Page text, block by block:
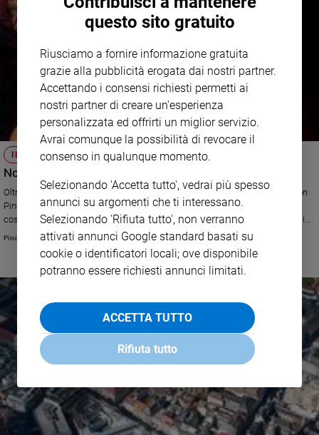
IL COMMENTO
Non esiste il Papa perfetto
Oltre il clamore suscitato dal caso Ratzinger, la riflessione del teologo don
Pino Lorizio, della Pontificia Università Lateranense. In attesa di sapere
cosa c'è di vero (il Papa emerito è accusato di omesso controllo in 4 casi
quand'era arcivescovo di Monaco), «la nostra presa di coscienza riguarda il
fatto che mentre in passato si riteneva prioritario salvaguardare l’istituzione
ad ogni costo, oggi va innanzitutto e, senza se e senza ma, salvaguardata la
persona, soprattutto se vittima»
Pino Lorizio
questo sito gratuito
Riusciamo a fornire informazione gratuita
grazie alla pubblicità erogata dai nostri partner.
Accettando i consensi richiesti permetti ai
nostri partner di creare un'esperienza
personalizzata ed offrirti un miglior servizio.
Avrai comunque la possibilità di revocare il
consenso in qualunque momento.
Selezionando 'Accetta tutto', vedrai più spesso
annunci su argomenti che ti interessano.
Selezionando 'Rifiuta tutto', non verranno
attivati annunci Google standard basati su
cookie o identificatori locali; ove disponibile
potranno essere richiesti annunci limitati.
ACCETTA TUTTO
Rifiuta tutto